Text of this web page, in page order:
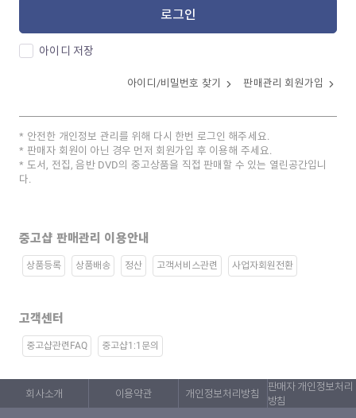
로그인
아이디 저장
아이디/비밀번호 찾기 판매관리 회원가입
안전한 개인정보 관리를 위해 다시 한번 로그인 해주세요.
판매자 회원이 아닌 경우 먼저 회원가입 후 이용해 주세요.
도서, 전집, 음반 DVD의 중고상품을 직접 판매할 수 있는 열린공간입니
다.
중고샵 판매관리 이용안내
상품등록 상품배송 정산 고객서비스관련 사업자회원전환
고객센터
중고샵관련FAQ 중고샵1:1문의
회사소개 이용약관 개인정보처리방침
판매자 개인정보처리
방침